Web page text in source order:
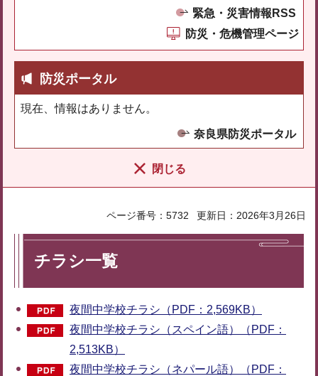
緊急・災害情報RSS
防災・危機管理ページ
防災ポータル
現在、情報はありません。
奈良県防災ポータル
閉じる
ページ番号：5732 更新日：2026年3月26日
チラシ一覧
夜間中学校チラシ（PDF：2,569KB）
夜間中学校チラシ（スペイン語）（PDF：
2,513KB）
夜間中学校チラシ（ネパール語）（PDF：